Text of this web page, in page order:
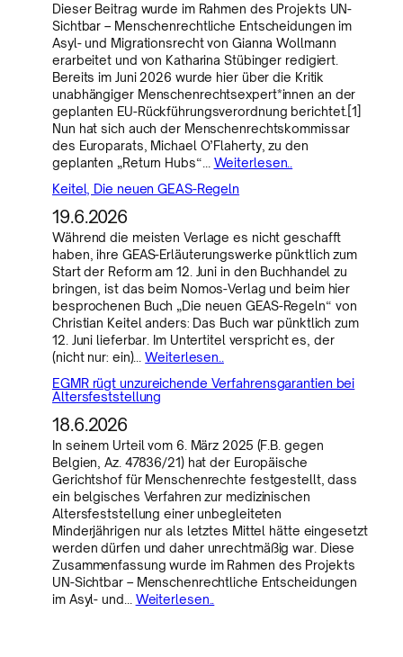
Dieser Beitrag wurde im Rahmen des Projekts UN-
Sichtbar – Menschenrechtliche Entscheidungen im
Asyl- und Migrationsrecht von Gianna Wollmann
erarbeitet und von Katharina Stübinger redigiert.
Bereits im Juni 2026 wurde hier über die Kritik
unabhängiger Menschenrechtsexpert*innen an der
geplanten EU-Rückführungsverordnung berichtet.[1]
Nun hat sich auch der Menschenrechtskommissar
des Europarats, Michael O’Flaherty, zu den
geplanten „Return Hubs“… Weiterlesen..
Keitel, Die neuen GEAS-Regeln
19.6.2026
Während die meisten Verlage es nicht geschafft
haben, ihre GEAS-Erläuterungswerke pünktlich zum
Start der Reform am 12. Juni in den Buchhandel zu
bringen, ist das beim Nomos-Verlag und beim hier
besprochenen Buch „Die neuen GEAS-Regeln“ von
Christian Keitel anders: Das Buch war pünktlich zum
12. Juni lieferbar. Im Untertitel verspricht es, der
(nicht nur: ein)…Weiterlesen..
EGMR rügt unzureichende Verfahrensgarantien bei
Altersfeststellung
18.6.2026
In seinem Urteil vom 6. März 2025 (F.B. gegen
Belgien, Az. 47836/21) hat der Europäische
Gerichtshof für Menschenrechte festgestellt, dass
ein belgisches Verfahren zur medizinischen
Altersfeststellung einer unbegleiteten
Minderjährigen nur als letztes Mittel hätte eingesetzt
werden dürfen und daher unrechtmäßig war. Diese
Zusammenfassung wurde im Rahmen des Projekts
UN-Sichtbar – Menschenrechtliche Entscheidungen
im Asyl- und… Weiterlesen..